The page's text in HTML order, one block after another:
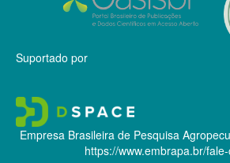
Suportado por
Empresa Brasileira de Pesquisa
https://www.embrapa.br/